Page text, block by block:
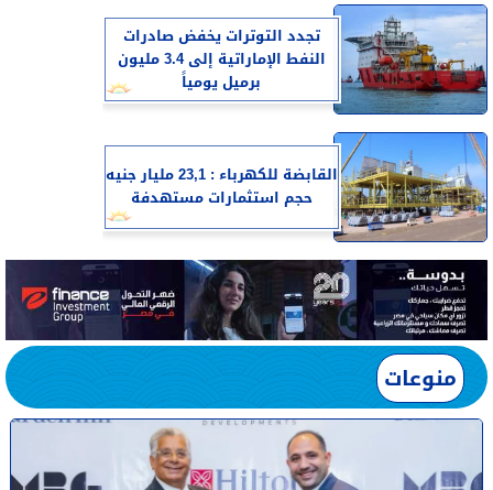
تجدد التوترات يخفض صادرات
النفط الإماراتية إلى 3.4 مليون
برميل يومياً
القابضة للكهرباء : 23,1 مليار جنيه
حجم استثمارات مستهدفة
منوعات